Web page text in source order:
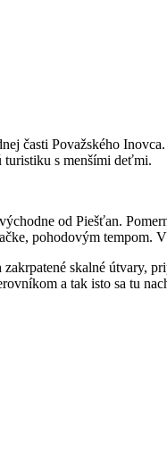
časti Považského
turistiku s menšími deťmi.
od Piešťan.
pohodovým tempom.
skalné útvary,
a tak isto sa tu